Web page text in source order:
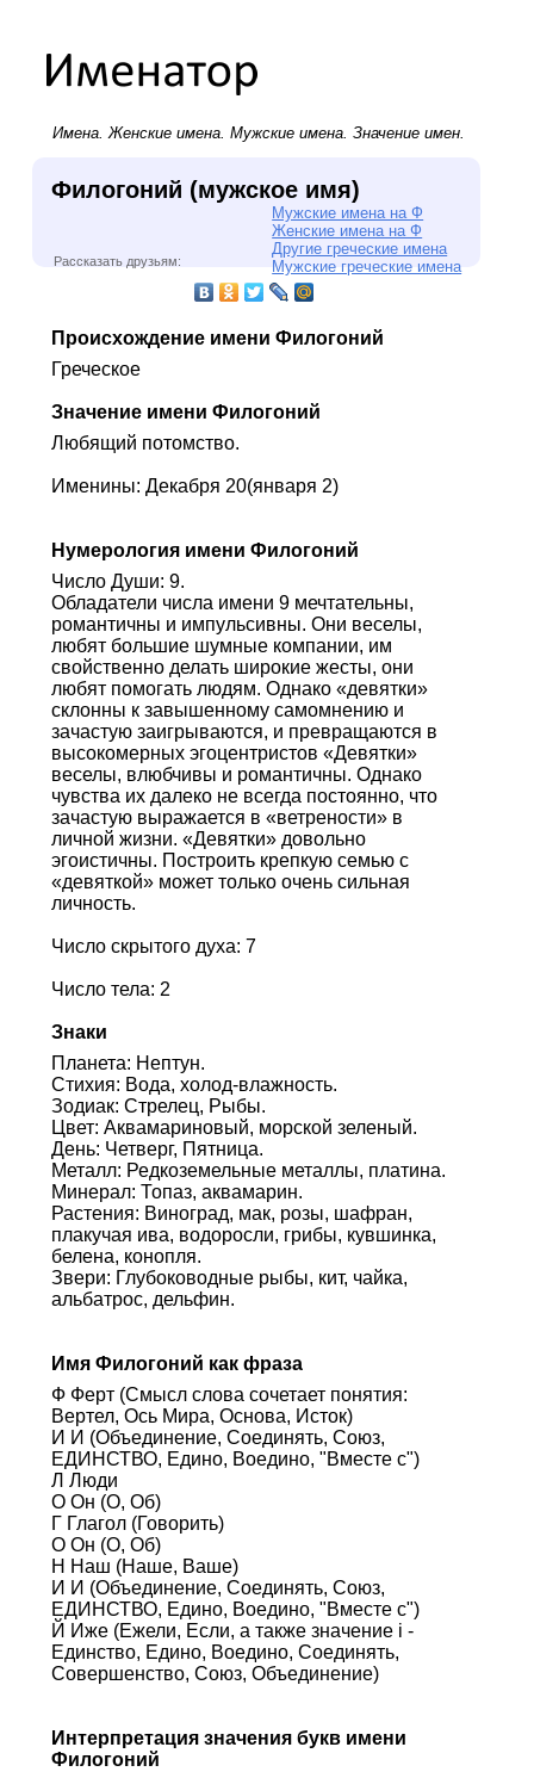
Имена.Женские имена. Мужские имена. Значение имен.
Филогоний (мужское имя)
Мужские имена на Ф
Женские имена на Ф
Другие греческие имена
Мужские греческие имена
Рассказать друзьям:
Происхождение имени Филогоний
Греческое
Значение имени Филогоний
Любящий потомство.
Именины: Декабря 20(января 2)
Нумерология имени Филогоний
Число Души: 9.
Обладатели числа имени 9 мечтательны,
романтичны и импульсивны. Они веселы,
любят большие шумные компании, им
свойственно делать широкие жесты, они
любят помогать людям. Однако «девятки»
склонны к завышенному самомнению и
зачастую заигрываются, и превращаются в
высокомерных эгоцентристов «Девятки»
веселы, влюбчивы и романтичны. Однако
чувства их далеко не всегда постоянно, что
зачастую выражается в «ветрености» в
личной жизни. «Девятки» довольно
эгоистичны. Построить крепкую семью с
«девяткой» может только очень сильная
личность.
Число скрытого духа: 7
Число тела: 2
Знаки
Планета: Нептун.
Стихия: Вода, холод-влажность.
Зодиак: Стрелец, Рыбы.
Цвет: Аквамариновый, морской зеленый.
День: Четверг, Пятница.
Металл: Редкоземельные металлы, платина.
Минерал: Топаз, аквамарин.
Растения: Виноград, мак, розы, шафран,
плакучая ива, водоросли, грибы, кувшинка,
белена, конопля.
Звери: Глубоководные рыбы, кит, чайка,
альбатрос, дельфин.
Имя Филогоний как фраза
Ф Ферт (Смысл слова сочетает понятия:
Вертел, Ось Мира, Основа, Исток)
И И (Объединение, Соединять, Союз,
ЕДИНСТВО, Едино, Воедино, "Вместе с")
Л Люди
О Он (О, Об)
Г Глагол (Говорить)
О Он (О, Об)
Н Наш (Наше, Ваше)
И И (Объединение, Соединять, Союз,
ЕДИНСТВО, Едино, Воедино, "Вместе с")
Й Иже (Ежели, Если, а также значение i -
Единство, Едино, Воедино, Соединять,
Совершенство, Союз, Объединение)
Интерпретация значения букв имени
Филогоний